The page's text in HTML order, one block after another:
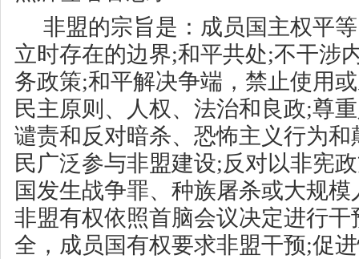
非盟的宗旨是：成员国主权平
立时存在的边界;和平共处;不干涉
务政策;和平解决争端，禁止使用
民主原则、人权、法治和良政;尊
谴责和反对暗杀、恐怖主义行为
民广泛参与非盟建设;反对以非宪
国发生战争罪、种族屠杀或大规
非盟有权依照首脑会议决定进行
全，成员国有权要求非盟干预;促